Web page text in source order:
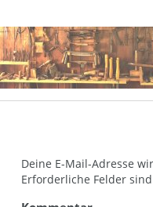
Deine E-Mail-Adresse
Erforderliche Felder